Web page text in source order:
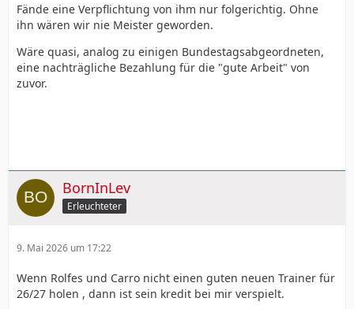
Fände eine Verpflichtung von ihm nur folgerichtig. Ohne
ihn wären wir nie Meister geworden.
Wäre quasi, analog zu einigen Bundestagsabgeordneten,
eine nachträgliche Bezahlung für die "gute Arbeit" von
zuvor.
BornInLev
Erleuchteter
9. Mai 2026 um 17:22
Wenn Rolfes und Carro nicht einen guten neuen Trainer für
26/27 holen , dann ist sein kredit bei mir verspielt.